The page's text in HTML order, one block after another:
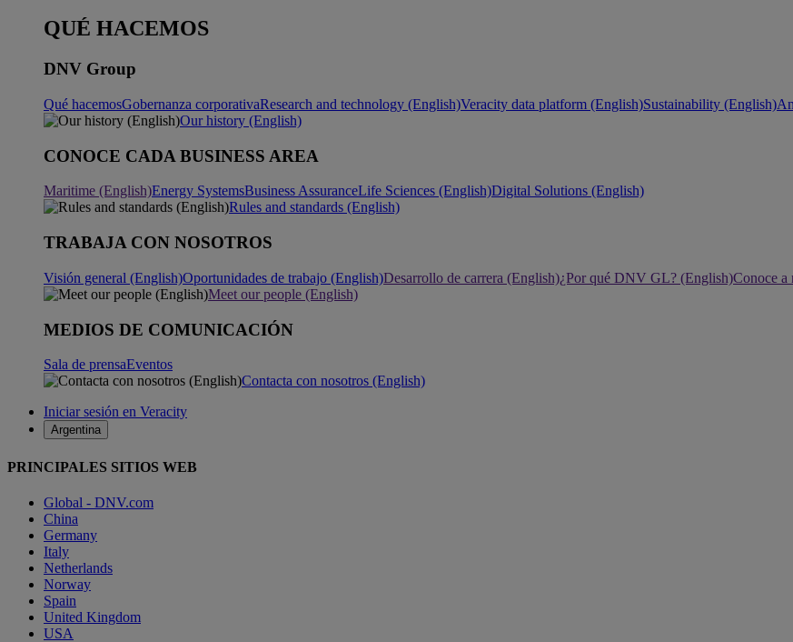
QUÉ HACEMOS
DNV Group
Qué hacemosGobernanza corporativaResearch and technology (English)Veracity data platform (English)Sustainability (English)
Our history (English)
CONOCE CADA BUSINESS AREA
Maritime (English)Energy SystemsBusiness AssuranceLife Sciences (English)Digital Solutions (English)
Rules and standards (English)
TRABAJA CON NOSOTROS
Visión general (English)Oportunidades de trabajo (English)Desarrollo de carrera (English)¿Por qué DNV GL? (English)Conoce a
Meet our people (English)
MEDIOS DE COMUNICACIÓN
Sala de prensaEventos
Contacta con nosotros (English)
Iniciar sesión en Veracity
Argentina
PRINCIPALES SITIOS WEB
Global - DNV.com
China
Germany
Italy
Netherlands
Norway
Spain
United Kingdom
USA